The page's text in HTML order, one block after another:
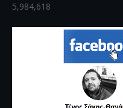
5,984,618